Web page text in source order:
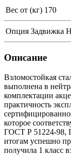
Вес от (кг) 170
Опция Задвижка
Описание
Взломостойкая
выполнена в
комплектации
практичность
которое
ГОСТ Р 51224-98,
итогам успешно
получила 1 класс